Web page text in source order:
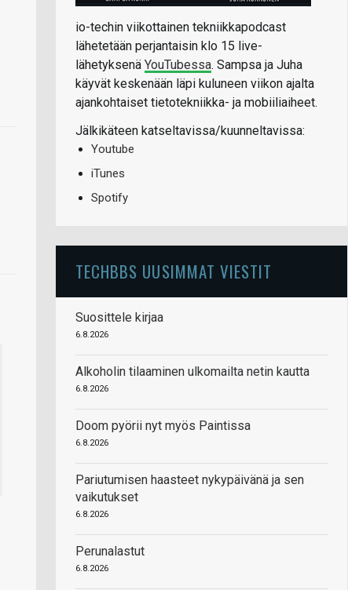
io-techin viikottainen tekniikkapodcast
lähetetään perjantaisin klo 15 live-
lähetyksenä YouTubessa. Sampsa ja Juha
käyvät keskenään läpi kuluneen viikon ajalta
ajankohtaiset tietotekniikka- ja mobiiliaiheet.
Jälkikäteen katseltavissa/kuunneltavissa:
Youtube
iTunes
Spotify
TECHBBS UUSIMMAT VIESTIT
Suosittele kirjaa
6.8.2026
Alkoholin tilaaminen ulkomailta netin kautta
6.8.2026
Doom pyörii nyt myös Paintissa
6.8.2026
Pariutumisen haasteet nykypäivänä ja sen
vaikutukset
6.8.2026
Perunalastut
6.8.2026